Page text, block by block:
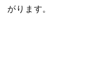
がります。